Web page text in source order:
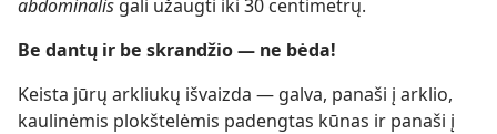
abdominalis gali užaugti iki 30 centimetrų.
Be dantų ir be skrandžio — ne bėda!
Keista jūrų arkliukų išvaizda — galva, panaši į arklio,
kaulinėmis plokštelėmis padengtas kūnas ir panaši į